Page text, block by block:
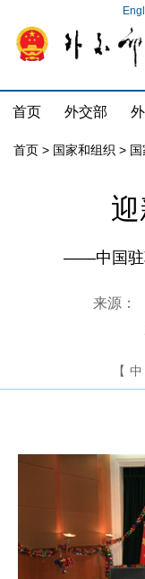
首页 外交部
首页 > 国家和组织 > 国
——中国驻
来源：
【 中